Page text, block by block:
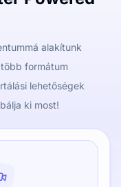
alakítunk
formátum
lehetőségek
ki most!